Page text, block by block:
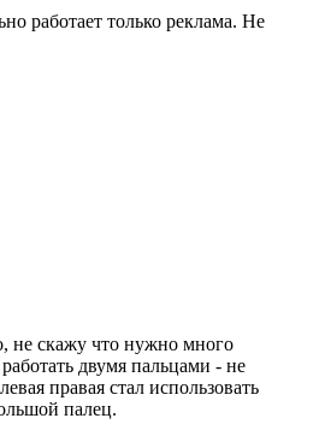
работает только реклама. Не
не скажу что нужно много
двумя пальцами - не
правая стал использовать
палец.